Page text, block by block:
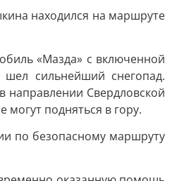
находился на маршруте
«Мазда» с включенной
сильнейший снегопад.
направлении Свердловской
могут подняться в гору.
по безопасному маршруту